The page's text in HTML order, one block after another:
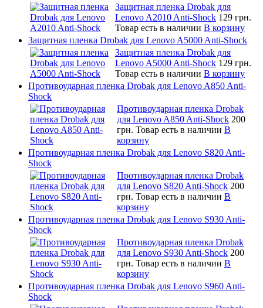
Защитная пленка Drobak для
Lenovo A2010 Anti-Shock 129 грн.
Товар есть в наличии В корзину
Защитная пленка Drobak для Lenovo A5000 Anti-Shock
Защитная пленка Drobak для
Lenovo A5000 Anti-Shock 129 грн.
Товар есть в наличии В корзину
Противоударная пленка Drobak для Lenovo A850 Anti-
Shock
Противоударная пленка Drobak
для Lenovo A850 Anti-Shock 200
грн. Товар есть в наличии В
корзину
Противоударная пленка Drobak для Lenovo S820 Anti-
Shock
Противоударная пленка Drobak
для Lenovo S820 Anti-Shock 200
грн. Товар есть в наличии В
корзину
Противоударная пленка Drobak для Lenovo S930 Anti-
Shock
Противоударная пленка Drobak
для Lenovo S930 Anti-Shock 200
грн. Товар есть в наличии В
корзину
Противоударная пленка Drobak для Lenovo S960 Anti-
Shock